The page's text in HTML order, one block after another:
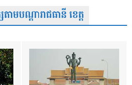
បណ្តារាជធានី ខេត្ត